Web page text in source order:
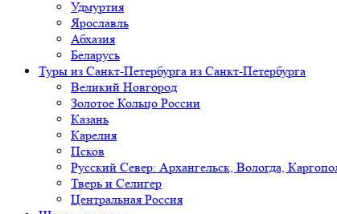
Удмуртия
Ярославль
Абхазия
Беларусь
Туры из Санкт-Петербурга из Санкт-Петербурга
Великий Новгород
Золотое Кольцо России
Казань
Карелия
Псков
Русский Север: Архангельск, Вологда,
Тверь и Селигер
Центральная Россия